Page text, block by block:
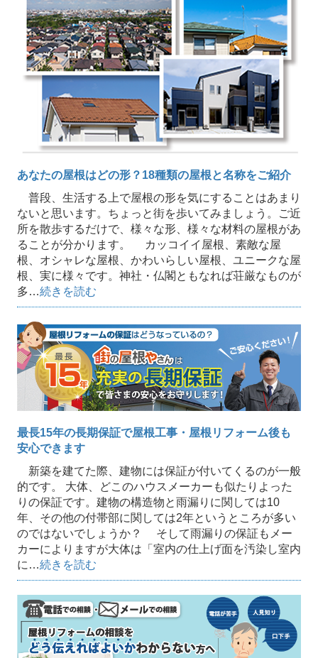
あなたの屋根はどの形？18種類の屋根と名称をご紹介
普段、生活する上で屋根の形を気にすることはあまり
ないと思います。ちょっと街を歩いてみましょう。ご近
所を散歩するだけで、様々な形、様々な材料の屋根があ
ることが分かります。 カッコイイ屋根、素敵な屋
根、オシャレな屋根、かわいらしい屋根、ユニークな屋
根、実に様々です。神社・仏閣ともなれば荘厳なものが
多…続きを読む
最長15年の長期保証で屋根工事・屋根リフォーム後も
安心できます
新築を建てた際、建物には保証が付いてくるのが一般
的です。 大体、どこのハウスメーカーも似たりよった
りの保証です。建物の構造物と雨漏りに関しては10
年、その他の付帯部に関しては2年というところが多い
のではないでしょうか？ そして雨漏りの保証もメー
カーによりますが大体は「室内の仕上げ面を汚染し室内
に…続きを読む